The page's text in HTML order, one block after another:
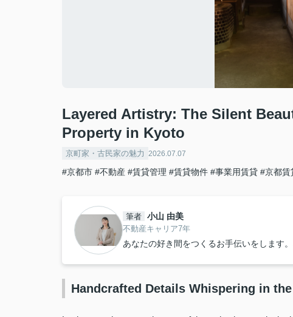
Layered Artistry: The Silent
Property in Kyoto
京町家・古民家の魅力 2026.07.07
#京都市 #不動産 #賃貸管理 #賃貸物件 #事業用賃貸 #京都賃
筆者 小山 由美
不動産キャリア7年
あなたの好き間をつくるお手伝いをします
Handcrafted Details Whispering in